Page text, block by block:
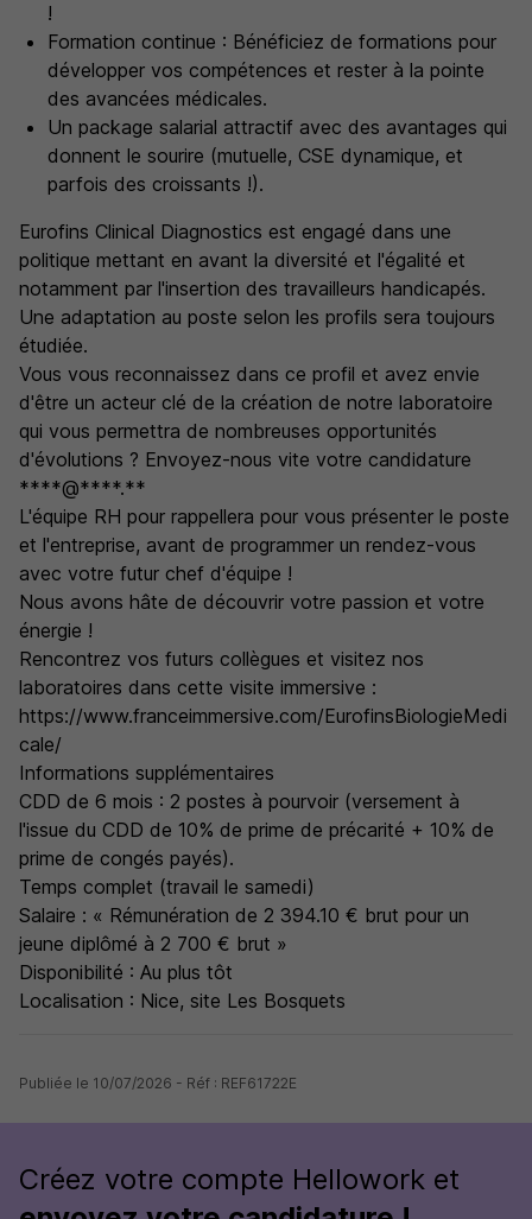
!
Formation continue : Bénéficiez de formations pour
développer vos compétences et rester à la pointe
des avancées médicales.
Un package salarial attractif avec des avantages qui
donnent le sourire (mutuelle, CSE dynamique, et
parfois des croissants !).
Eurofins Clinical Diagnostics est engagé dans une
politique mettant en avant la diversité et l'égalité et
notamment par l'insertion des travailleurs handicapés.
Une adaptation au poste selon les profils sera toujours
étudiée.
Vous vous reconnaissez dans ce profil et avez envie
d'être un acteur clé de la création de notre laboratoire
qui vous permettra de nombreuses opportunités
d'évolutions ? Envoyez-nous vite votre candidature
****@****.**
L'équipe RH pour rappellera pour vous présenter le poste
et l'entreprise, avant de programmer un rendez-vous
avec votre futur chef d'équipe !
Nous avons hâte de découvrir votre passion et votre
énergie !
Rencontrez vos futurs collègues et visitez nos
laboratoires dans cette visite immersive :
https://www.franceimmersive.com/EurofinsBiologieMedi
cale/
Informations supplémentaires
CDD de 6 mois : 2 postes à pourvoir (versement à
l'issue du CDD de 10% de prime de précarité + 10% de
prime de congés payés).
Temps complet (travail le samedi)
Salaire : « Rémunération de 2 394.10 € brut pour un
jeune diplômé à 2 700 € brut »
Disponibilité : Au plus tôt
Localisation : Nice, site Les Bosquets
Publiée le 10/07/2026 - Réf : REF61722E
Créez votre compte Hellowork et